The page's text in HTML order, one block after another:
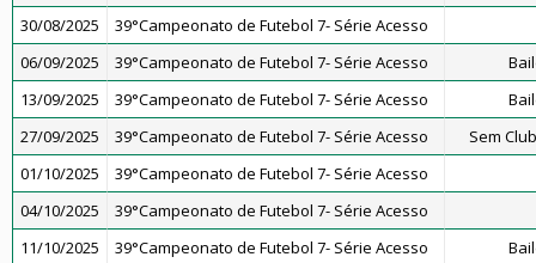
30/08/2025
39°Campeonato de Futebol 7- Série Acesso
06/09/2025
39°Campeonato de Futebol 7- Série Acesso
13/09/2025
39°Campeonato de Futebol 7- Série Acesso
27/09/2025
39°Campeonato de Futebol 7- Série Acesso
Sem
01/10/2025
39°Campeonato de Futebol 7- Série Acesso
04/10/2025
39°Campeonato de Futebol 7- Série Acesso
11/10/2025
39°Campeonato de Futebol 7- Série Acesso